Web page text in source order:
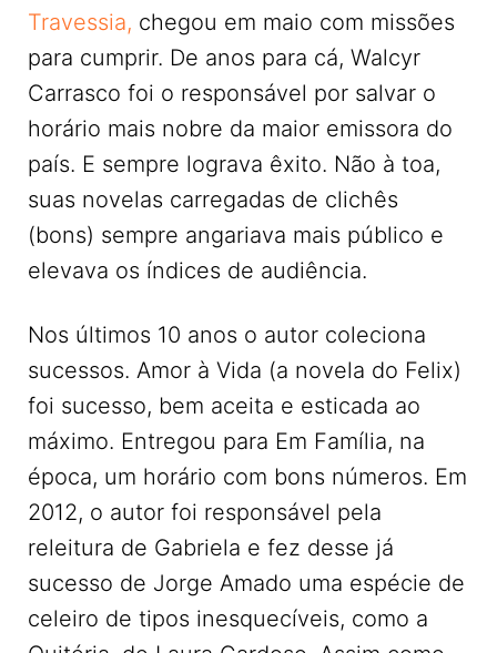
Travessia, chegou em maio com missões
para cumprir. De anos para cá, Walcyr
Carrasco foi o responsável por salvar o
horário mais nobre da maior emissora do
país. E sempre lograva êxito. Não à toa,
suas novelas carregadas de clichês
(bons) sempre angariava mais público e
elevava os índices de audiência.
Nos últimos 10 anos o autor coleciona
sucessos. Amor à Vida (a novela do Felix)
foi sucesso, bem aceita e esticada ao
máximo. Entregou para Em Família, na
época, um horário com bons números. Em
2012, o autor foi responsável pela
releitura de Gabriela e fez desse já
sucesso de Jorge Amado uma espécie de
celeiro de tipos inesquecíveis, como a